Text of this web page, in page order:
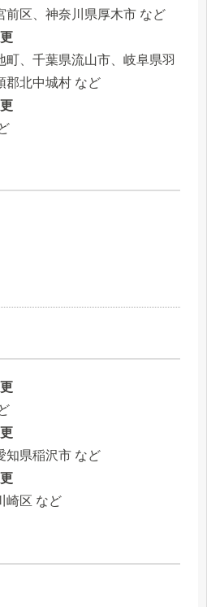
前区、神奈川県厚木市 など
町、千葉県流山市、岐阜県羽
郡北中城村 など
知県稲沢市 など
崎区 など